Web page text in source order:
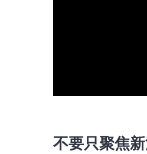
不要只聚焦